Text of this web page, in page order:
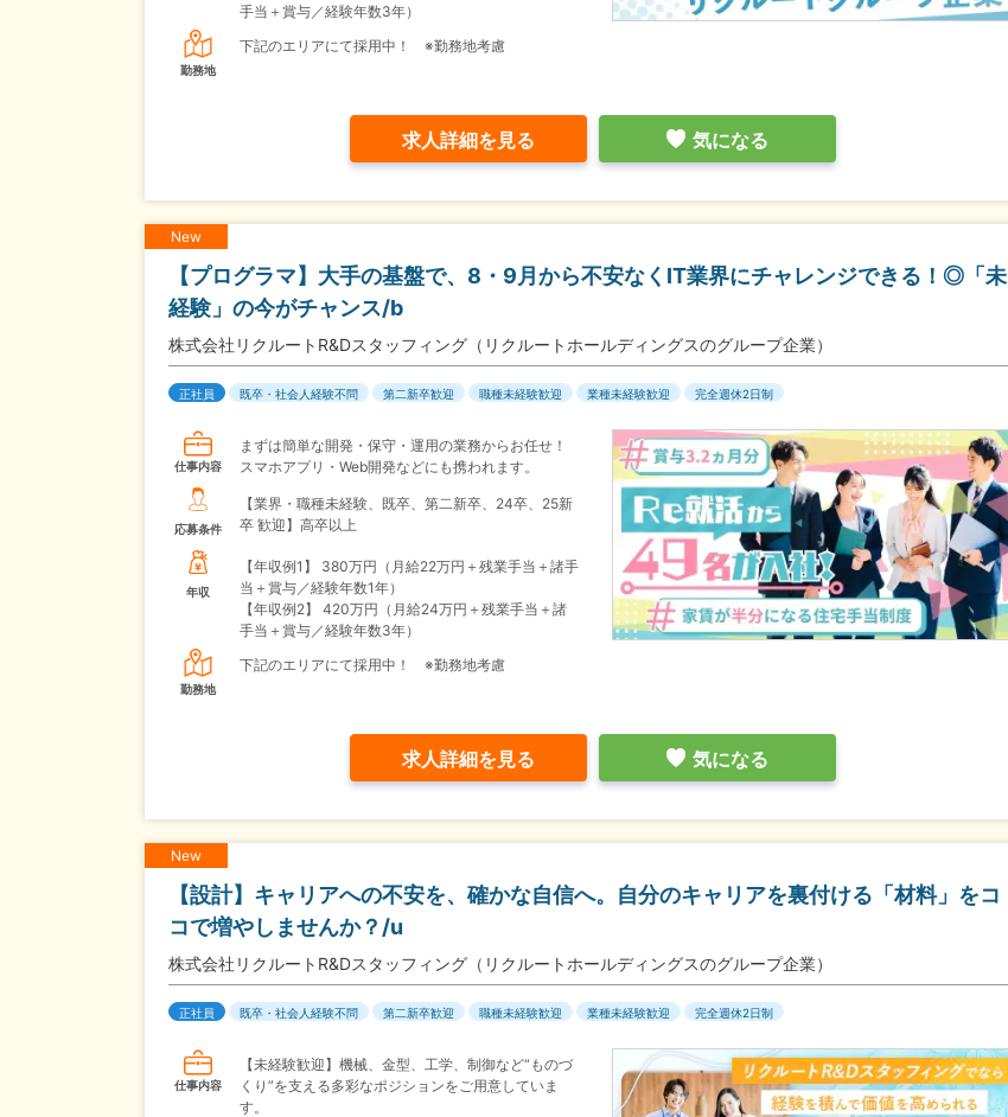
手当＋賞与／経験年数3年）
勤務地
下記のエリアにて採用中！ ※勤務地考慮
求人詳細を見る 気になる
New
【プログラマ】大手の基盤で、8・9月から不安なくIT業界にチャレンジできる！◎「未
経験」の今がチャンス/b
株式会社リクルートR&Dスタッフィング（リクルートホールディングスのグループ企業）
正社員 既卒・社会人経験不問 第二新卒歓迎 職種未経験歓迎 業種未経験歓迎 完全週休2日制
仕事内容
まずは簡単な開発・保守・運用の業務からお任せ！
スマホアプリ・Web開発などにも携われます。
応募条件
【業界・職種未経験、既卒、第二新卒、24卒、25新
卒 歓迎】高卒以上
年収
【年収例1】
380万円（月給22万円＋残業手当＋諸手
当＋賞与／経験年数1年）
【年収例2】
420万円（月給24万円＋残業手当＋諸
手当＋賞与／経験年数3年）
勤務地
下記のエリアにて採用中！ ※勤務地考慮
求人詳細を見る 気になる
New
【設計】キャリアへの不安を、確かな自信へ。自分のキャリアを裏付ける「材料」をコ
コで増やしませんか？/u
株式会社リクルートR&Dスタッフィング（リクルートホールディングスのグループ企業）
正社員 既卒・社会人経験不問 第二新卒歓迎 職種未経験歓迎 業種未経験歓迎 完全週休2日制
仕事内容
【未経験歓迎】機械、金型、工学、制御など“ものづ
くり”を支える多彩なポジションをご用意していま
す。